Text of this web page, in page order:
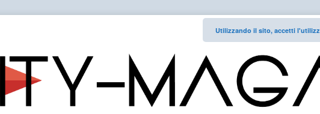
Utilizzando il sito, accetti